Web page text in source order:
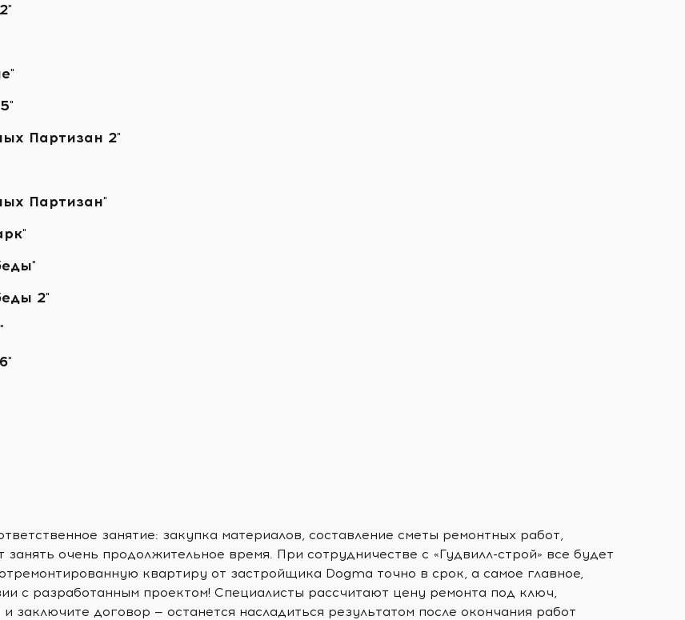
Партизан 2"
Партизан"
2"
занятие: закупка материалов, составление сметы ремонтных работ,
занять очень продолжительное время. При сотрудничестве с «Гудвилл-строй» все будет
квартиру от застройщика Dogma точно в срок, а самое главное,
с разработанным проектом! Специалисты рассчитают цену ремонта под ключ,
заключите договор — останется насладиться результатом после окончания работ